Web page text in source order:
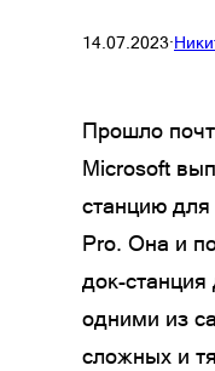
14.07.2023·
Прошло
Microsoft
станцию для
Pro. Она и
док-
одними из
сложных и